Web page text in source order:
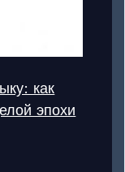
как
эпохи